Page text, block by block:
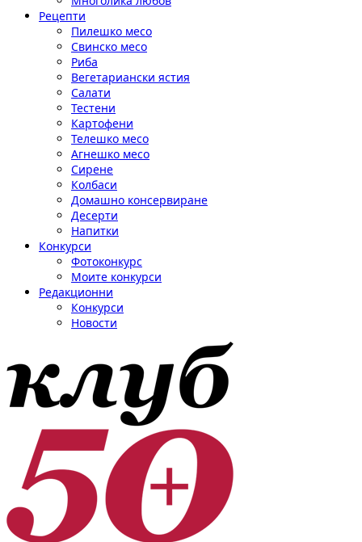
Рецепти
Пилешко месо
Свинско месо
Риба
Вегетариански ястия
Салати
Тестени
Картофени
Телешко месо
Агнешко месо
Сирене
Колбаси
Домашно консервиране
Десерти
Напитки
Конкурси
Фотоконкурс
Моите конкурси
Редакционни
Конкурси
Новости